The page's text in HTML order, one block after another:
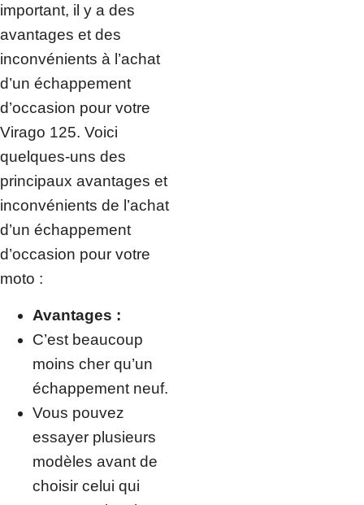
important, il y a des
avantages et des
inconvénients à l’achat
d’un échappement
d’occasion pour votre
Virago 125. Voici
quelques-uns des
principaux avantages et
inconvénients de l’achat
d’un échappement
d’occasion pour votre
moto :
Avantages :
C’est beaucoup
moins cher qu’un
échappement neuf.
Vous pouvez
essayer plusieurs
modèles avant de
choisir celui qui